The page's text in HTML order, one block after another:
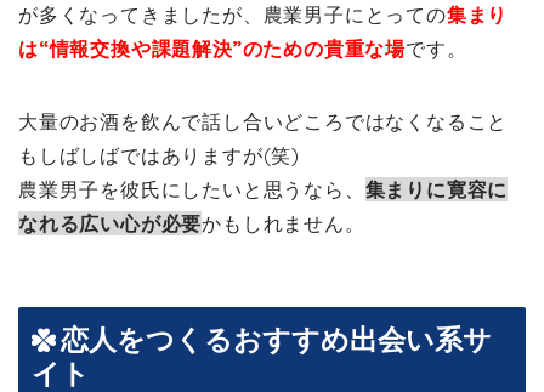
が多くなってきましたが、農業男子にとっての集まり
は“情報交換や課題解決”のための貴重な場です。
大量のお酒を飲んで話し合いどころではなくなること
もしばしばではありますが(笑)
農業男子を彼氏にしたいと思うなら、 集まりに寛容に
なれる広い心が必要かもしれません。
恋人をつくるおすすめ出会い系サ
イト